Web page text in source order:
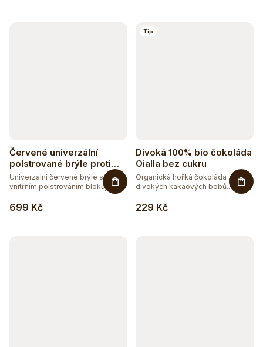
Červené univerzální
polstrované brýle proti
modrému a zelenému
světlu
699 Kč
Univerzální červené brýle s
vnitřním polstrováním blokující...
Tip
Divoká 100% bio čokoláda
Oialla bez cukru
229 Kč
Organická hořká čokoláda z
divokých kakaových bobů...